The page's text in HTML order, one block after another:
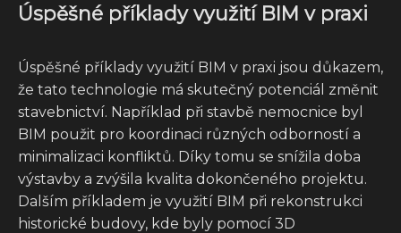
Úspěšné příklady využití BIM v praxi
Úspěšné příklady využití BIM v praxi jsou důkazem,
že tato technologie má skutečný potenciál změnit
stavebnictví. Například při stavbě nemocnice byl
BIM použit pro koordinaci různých odborností a
minimalizaci konfliktů. Díky tomu se snížila doba
výstavby a zvýšila kvalita dokončeného projektu.
Dalším příkladem je využití BIM při rekonstrukci
historické budovy, kde byly pomocí 3D